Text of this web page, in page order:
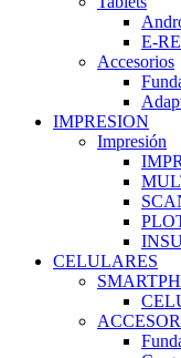
E-
Accesorios
IMPRESION
Impresión
CELULARES